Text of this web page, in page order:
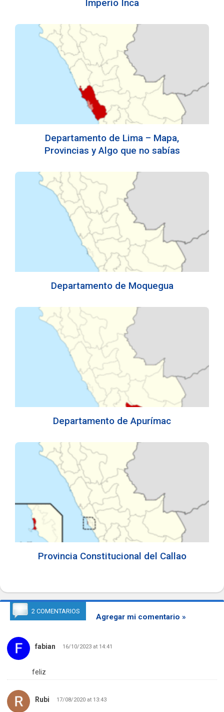
Imperio Inca
Departamento de Lima – Mapa,
Provincias y Algo que no sabías
Departamento de Moquegua
Departamento de Apurímac
Provincia Constitucional del Callao
2 COMENTARIOS
Agregar mi comentario »
fabian 16/10/2023 at 14:41
feliz
Rubi 17/08/2020 at 13:43